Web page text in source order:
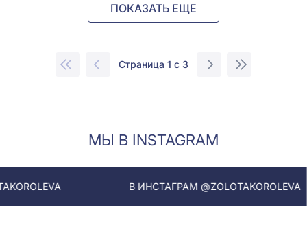
ПОКАЗАТЬ ЕЩЕ
Страница 1 с 3
МЫ В INSTAGRAM
В ИНСТАГРАМ @ZOLOTAKOROLEVA В